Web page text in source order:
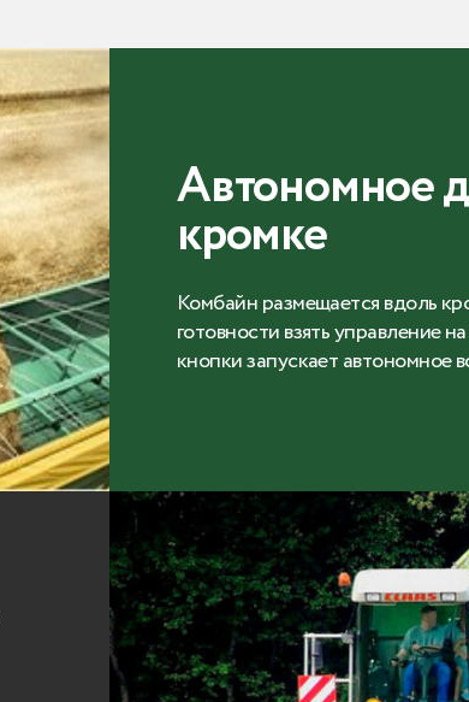
Автономное
кромке
Комбайн размещается вдоль
готовности взять управление
кнопки запускает автономное